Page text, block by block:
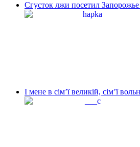
Сгусток лжи посетил
І мене в сім’ї великій, сім’ї